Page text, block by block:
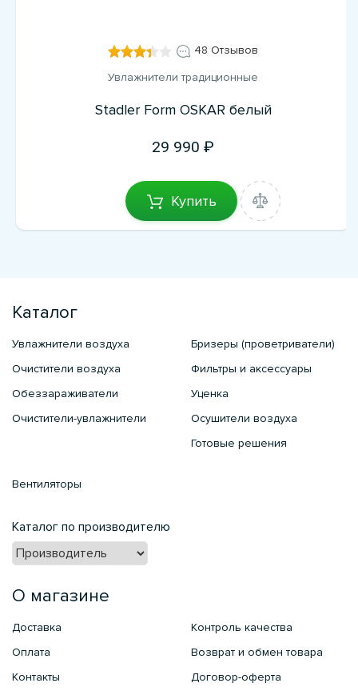
48 Отзывов
Увлажнители традиционные
Stadler Form OSKAR белый
29 990
Купить
Каталог
Увлажнители воздуха
Очистители воздуха
Обеззараживатели
Очистители-увлажнители
Бризеры (проветриватели)
Фильтры и аксессуары
Уценка
Осушители воздуха
Готовые решения
Вентиляторы
Каталог по производителю
О магазине
Доставка
Оплата
Контакты
Контроль качества
Возврат и обмен товара
Договор-оферта